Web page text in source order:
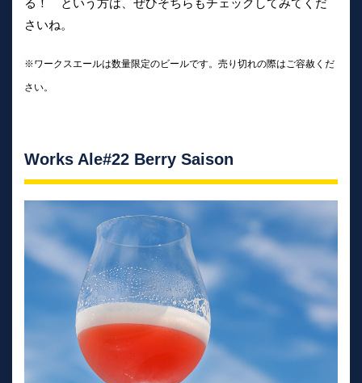
さいね。
※ワークスエールは数量限定のビールです。売り切れの際はご容赦くだ
さい。
Works Ale#22 Berry Saison